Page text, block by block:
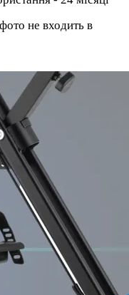
не входить в